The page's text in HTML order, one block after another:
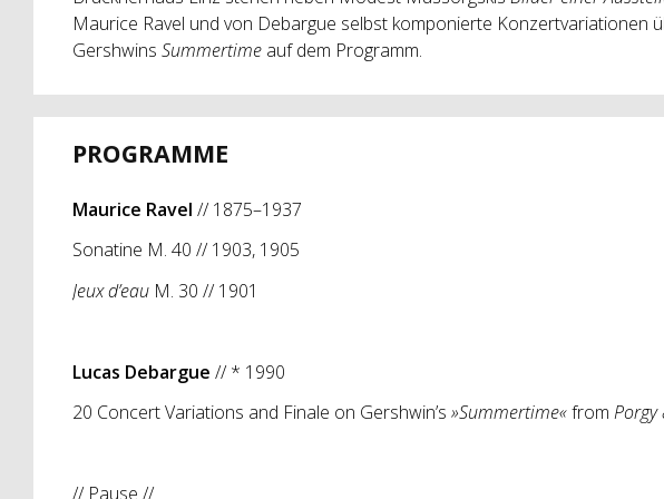
Maurice Ravel und von Debargue selbst komponierte Konzertvariationen
Gershwins Summertimeauf dem Programm.
PROGRAMME
Maurice Ravel // 1875–1937
Sonatine M. 40 // 1903, 1905
Jeux d’eauM. 30 // 1901
Lucas Debargue // * 1990
20 Concert Variations and Finale on Gershwin’s »Summertime«from Porgy
// Pause //